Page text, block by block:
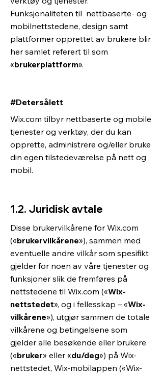
Funksjonaliteten til nettbaserte- og
mobilnettstedene, design samt
plattformer opprettet av brukere blir
her samlet referert til som
«brukerplattform».
#Detersålett
Wix.com tilbyr nettbaserte og mobile
tjenester og verktøy, der du kan
opprette, administrere og/eller bruke
din egen tilstedeværelse på nett og
mobil.
1.2. Juridisk avtale
Disse brukervilkårene for Wix.com
(«brukervilkårene»), sammen med
eventuelle andre vilkår som spesifikt
gjelder for noen av våre tjenester og
funksjoner slik de fremføres på
nettstedene til Wix.com («Wix-
nettstedet», og i fellesskap – «Wix-
vilkårene»), utgjør sammen de totale
vilkårene og betingelsene som
gjelder alle besøkende eller brukere
(«bruker» eller «du/deg») på Wix-
nettstedet, Wix-mobilappen («Wix-